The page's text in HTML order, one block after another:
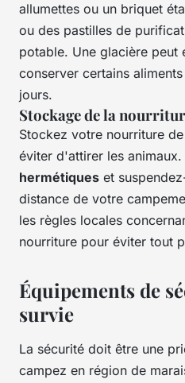
allumettes ou un briquet
ou des pastilles de
potable. Une glacière peut
conserver certains
jours.
Stockage de la
Stockez votre nourriture
éviter d'attirer les
hermétiques et
distance de votre
les règles locales
nourriture pour éviter tout
Équipements de
survie
La sécurité doit être une
campez en région de